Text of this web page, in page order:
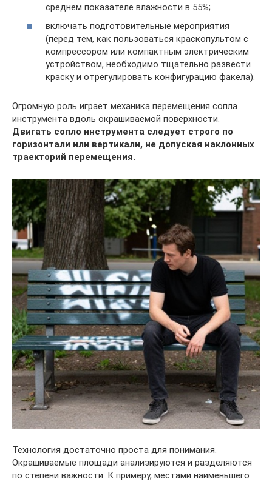
среднем показателе влажности в 55%;
включать подготовительные мероприятия
(перед тем, как пользоваться краскопультом с
компрессором или компактным электрическим
устройством, необходимо тщательно развести
краску и отрегулировать конфигурацию факела).
Огромную роль играет механика перемещения сопла
инструмента вдоль окрашиваемой поверхности.
Двигать сопло инструмента следует строго по
горизонтали или вертикали, не допуская наклонных
траекторий перемещения.
Технология достаточно проста для понимания.
Окрашиваемые площади анализируются и разделяются
по степени важности. К примеру, местами наименьшего